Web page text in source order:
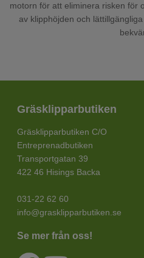
motorn för att eliminera risken för
av klipphöjden och
Gräsklipparbutiken
Gräsklipparbutiken C/O
Entreprenadbutiken
Transportgatan 39
422 46 Hisings Backa
031-22 62 60
info@grasklipparbutiken.se
Se mer från oss!